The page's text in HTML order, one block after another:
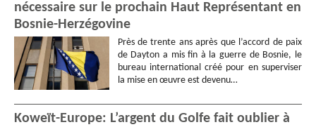
nécessaire sur le prochain Haut Représentant en
Bosnie-Herzégovine
Près de trente ans après que l’accord de paix
de Dayton a mis fin à la guerre de Bosnie, le
bureau international créé pour en superviser
la mise en œuvre est devenu…
Koweït-Europe: L’argent du Golfe fait oublier à